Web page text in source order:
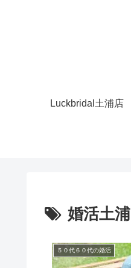
Luckbridal土浦店
婚活土浦
５０代６０代の婚活